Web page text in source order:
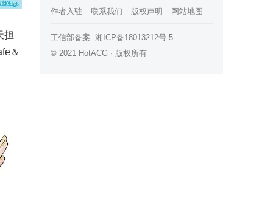
担
＆
作者入驻 联系我们 版权声明 网站地图
工信部备案: 湘ICP备18013212号-5
© 2021 HotACG · 版权所有